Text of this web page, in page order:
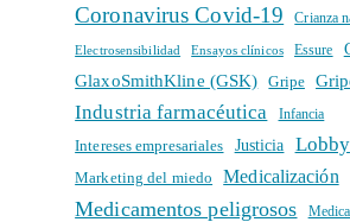
Coronavirus Covid-19 Crianza
Electrosensibilidad Ensayos clínicos Essure
GlaxoSmithKline (GSK) Gripe
Industria farmacéutica Infancia
Intereses empresariales Justicia Lobby
Marketing del miedo Medicalización
Medicamentos peligrosos